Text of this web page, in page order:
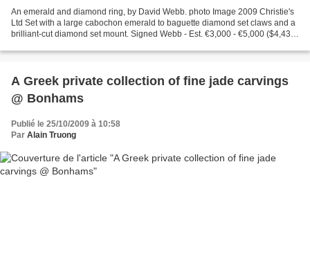
An emerald and diamond ring, by David Webb. photo Image 2009 Christie's
Ltd Set with a large cabochon emerald to baguette diamond set claws and a
brilliant-cut diamond set mount. Signed Webb - Est. €3,000 - €5,000 ($4,434
A Greek private collection of fine jade carvings
@ Bonhams
Publié le 25/10/2009 à 10:58
Par Alain Truong